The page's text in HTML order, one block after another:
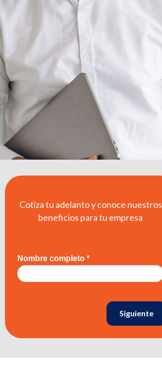
Nombre completo *
Cotiza tu adelanto y conoce nuestros
beneficios para tu empresa
Siguiente